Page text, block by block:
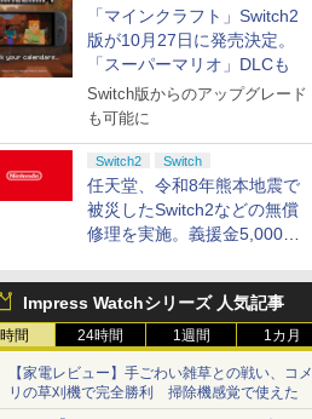
「マインクラフト」Switch2
版が10月27日に発売決定。
「スーパーマリオ」DLCも
Switch版からのアップグレード
も可能に
Switch2 Switch
任天堂、令和8年熊本地震で
被災したSwitch2などの無償
修理を実施。義援金5,000万
Impress Watchシリーズ 人気記事
間 24時間 1週間 1カ月
【家電レビュー】手ごわい雑草との戦い、コメ
リの草刈機で完全勝利 掃除機感覚で使えた